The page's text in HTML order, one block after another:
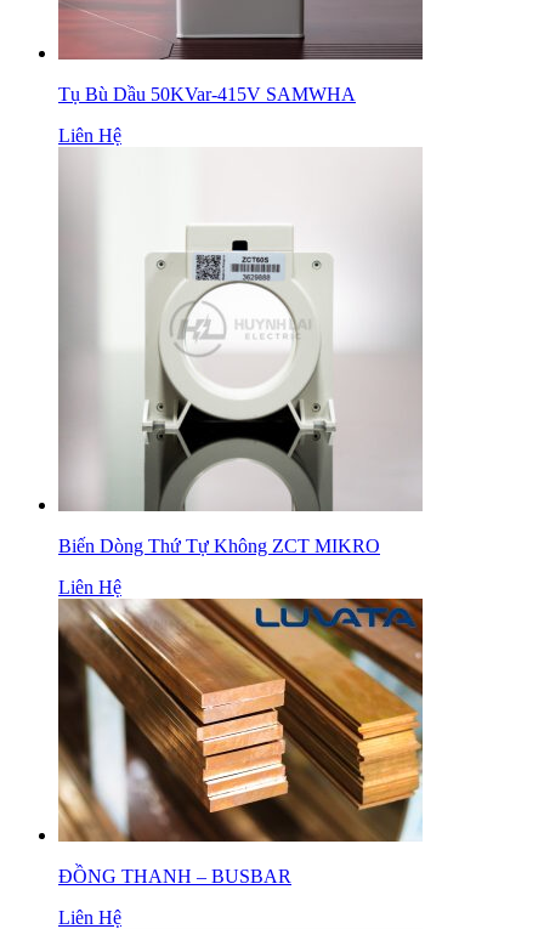
Tụ Bù Dầu 50KVar-415V SAMWHA
Liên Hệ
Biến Dòng Thứ Tự Không ZCT MIKRO
Liên Hệ
ĐỒNG THANH – BUSBAR
Liên Hệ